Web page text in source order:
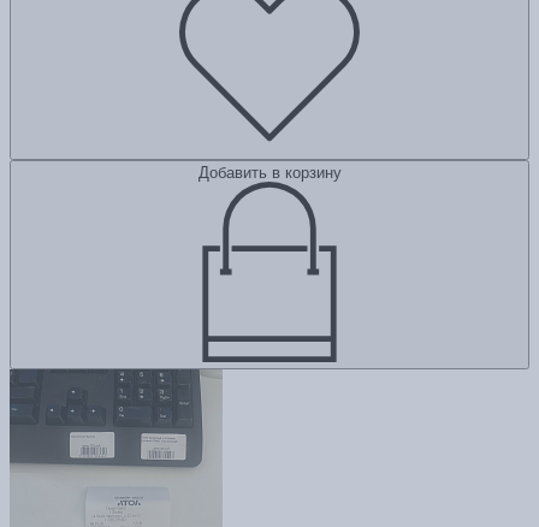
Добавить в корзину